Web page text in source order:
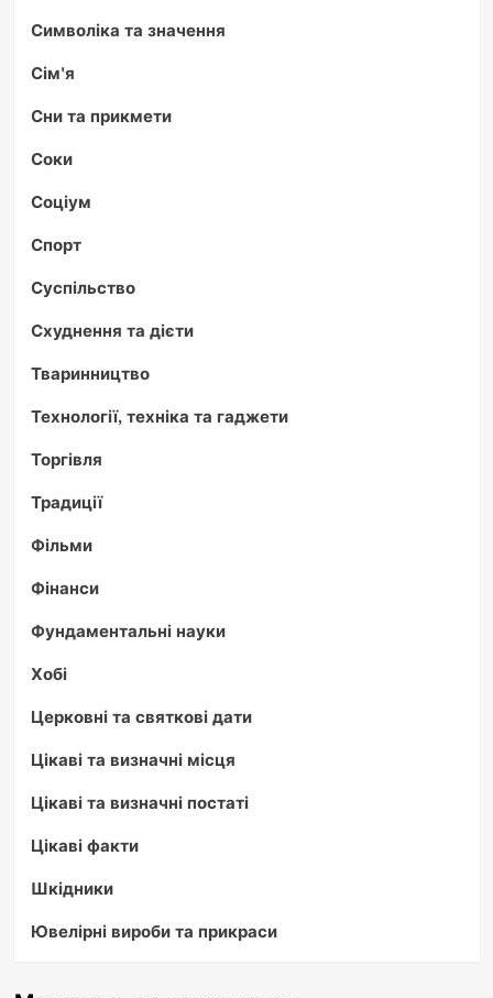
Символіка та значення
Сім'я
Сни та прикмети
Соки
Соціум
Спорт
Суспільство
Схуднення та дієти
Тваринництво
Технології, техніка та гаджети
Торгівля
Традиції
Фільми
Фінанси
Фундаментальні науки
Хобі
Церковні та святкові дати
Цікаві та визначні місця
Цікаві та визначні постаті
Цікаві факти
Шкідники
Ювелірні вироби та прикраси